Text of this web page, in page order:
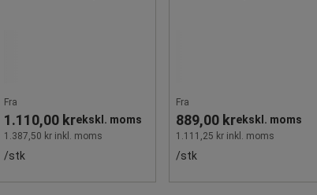
Fra
1.110,00 krekskl. moms
1.387,50 kr inkl. moms
/stk
Fra
889,00 krekskl. moms
1.111,25 kr inkl. moms
/stk